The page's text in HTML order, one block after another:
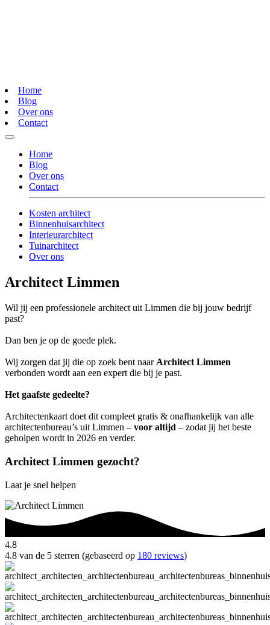
Home
Blog
Over ons
Contact
Home
Blog
Over ons
Contact
Kosten architect
Binnenhuisarchitect
Interieurarchitect
Tuinarchitect
Over ons
Architect Limmen
Wil jij een professionele architect uit Limmen die bij jouw bedrijf
past?
Dan ben je op de goede plek.
Wij zorgen dat jij die op zoek bent naar Architect Limmen
verbonden wordt aan een expert die bij je past.
Het gaafste gedeelte?
Architectenkaart doet dit compleet gratis & onafhankelijk van alle
architectenbureau’s uit Limmen – voor altijd – zodat jij het beste
geholpen wordt in 2026 en verder.
Architect Limmen gezocht?
Laat je snel helpen
4.8
4.8 van de 5 sterren (gebaseerd op 180 reviews)